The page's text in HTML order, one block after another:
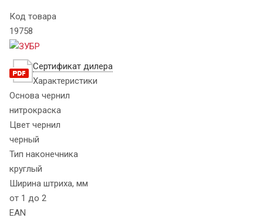
Код товара
19758
Сертификат дилера
Характеристики
Основа чернил
нитрокраска
Цвет чернил
черный
Тип наконечника
круглый
Ширина штриха, мм
от 1 до 2
EAN